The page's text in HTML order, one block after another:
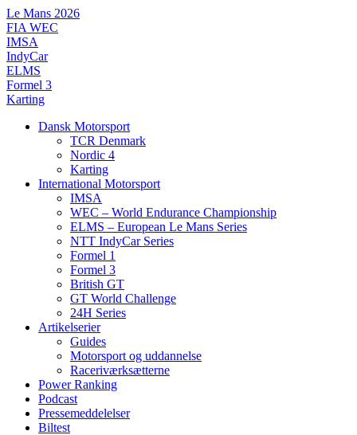
Videre
til
indhold
Le Mans 2026
FIA WEC
IMSA
IndyCar
ELMS
Formel 3
Karting
Dansk Motorsport
TCR Denmark
Nordic 4
Karting
International Motorsport
IMSA
WEC – World Endurance Championship
ELMS – European Le Mans Series
NTT IndyCar Series
Formel 1
Formel 3
British GT
GT World Challenge
24H Series
Artikelserier
Guides
Motorsport og uddannelse
Raceriværksætterne
Power Ranking
Podcast
Pressemeddelelser
Biltest